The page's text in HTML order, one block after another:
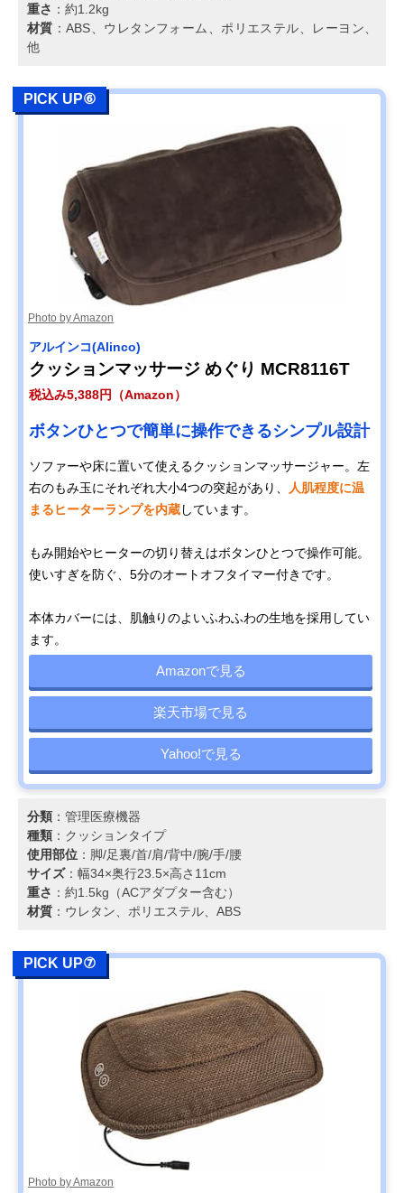
重さ ：約1.2kg
材質 ：ABS、ウレタンフォーム、ポリエステル、レーヨン、
他
PICK UP⑥
Photo by Amazon
アルインコ(Alinco)
クッションマッサージ めぐり MCR8116T
税込み5,388円（Amazon）
ボタンひとつで簡単に操作できるシンプル設計
ソファーや床に置いて使えるクッションマッサージャー。左
右のもみ玉にそれぞれ大小4つの突起があり、
人肌程度に温
まるヒーターランプを内蔵しています。
もみ開始やヒーターの切り替えはボタンひとつで操作可能。
使いすぎを防ぐ、5分のオートオフタイマー付きです。
本体カバーには、肌触りのよいふわふわの生地を採用してい
ます。
Amazonで見る
楽天市場で見る
Yahoo!で見る
分類 ：管理医療機器
種類 ：クッションタイプ
使用部位 ：脚/足裏/首/肩/背中/腕/手/腰
サイズ：幅34×奥行23.5×高さ11cm
重さ ：約1.5kg（ACアダプター含む）
材質 ：ウレタン、ポリエステル、ABS
PICK UP⑦
Photo by Amazon